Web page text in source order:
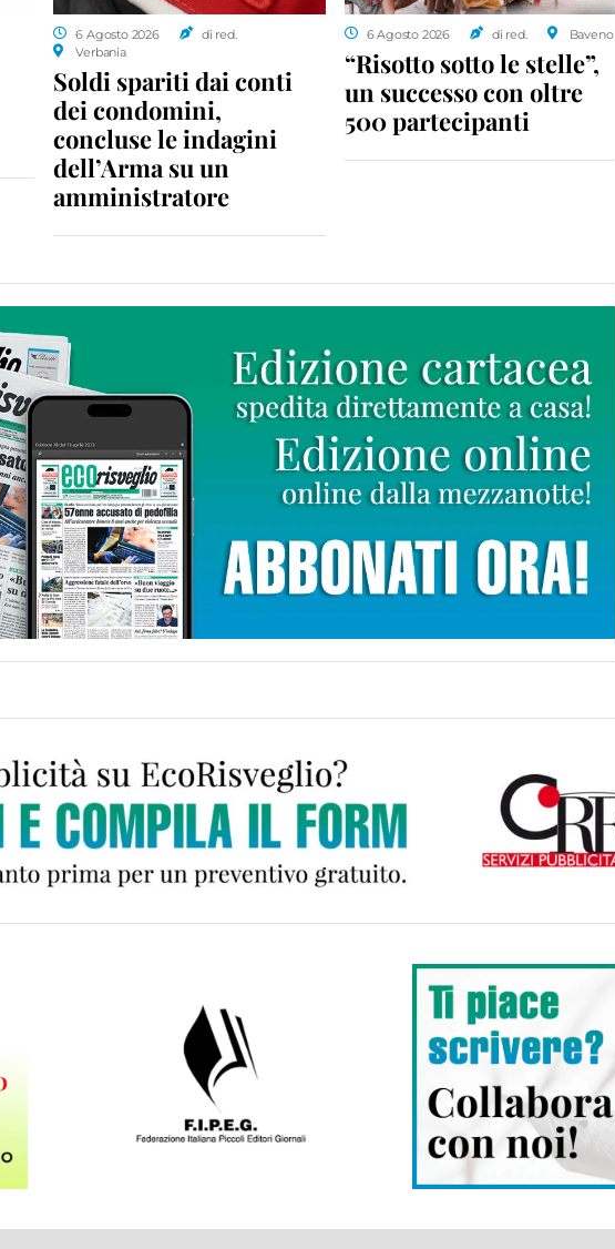
6 Agosto 2026
di red.
Verbania
Soldi spariti dai conti
dei condomini,
concluse le indagini
dell’Arma su un
amministratore
6 Agosto 2026 di red. Baveno
“Risotto sotto le stelle”,
un successo con oltre
500 partecipanti